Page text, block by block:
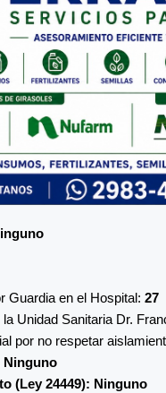
Guardia en el Hospital: 27
Unidad Sanitaria Dr.
por no respetar
Ninguno
(Ley 24449): Ninguno